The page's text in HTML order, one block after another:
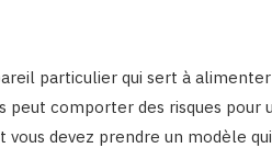
particulier qui sert à
peut comporter des risques pour
devez prendre un modèle